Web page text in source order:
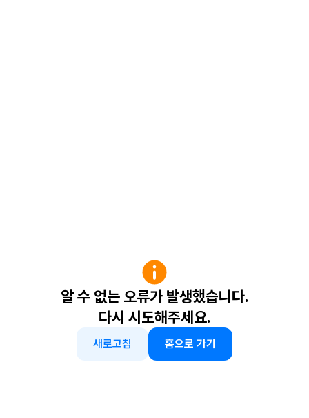
알 수 없는 오류가 발생했습니다.
다시 시도해주세요.
새로고침 홈으로 가기